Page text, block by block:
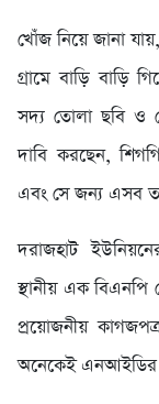
খোঁজ নিয়ে জানা
গ্রামে বাড়ি বাড়ি
সদ্য তোলা ছবি ও
দাবি করছেন,
এবং সে জন্য এসব
দরাজহাট
স্থানীয় এক বিএনপি
প্রয়োজনীয়
অনেকেই এনআইডির